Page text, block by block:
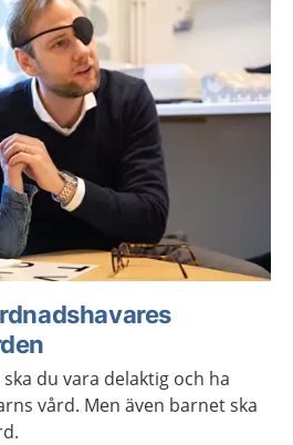
du vara delaktig och ha
vård. Men även barnet ska